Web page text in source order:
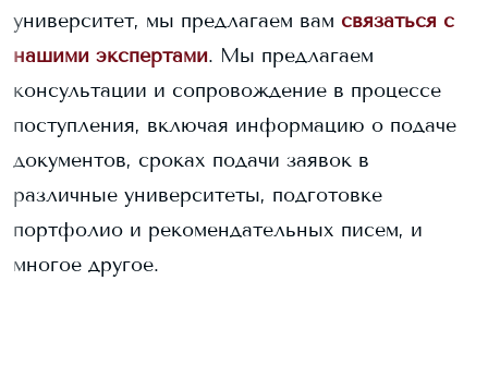
университет, мы предлагаем вам связаться с
нашими экспертами. Мы предлагаем
консультации и сопровождение в процессе
поступления, включая информацию о подаче
документов, сроках подачи заявок в
различные университеты, подготовке
портфолио и рекомендательных писем, и
многое другое.